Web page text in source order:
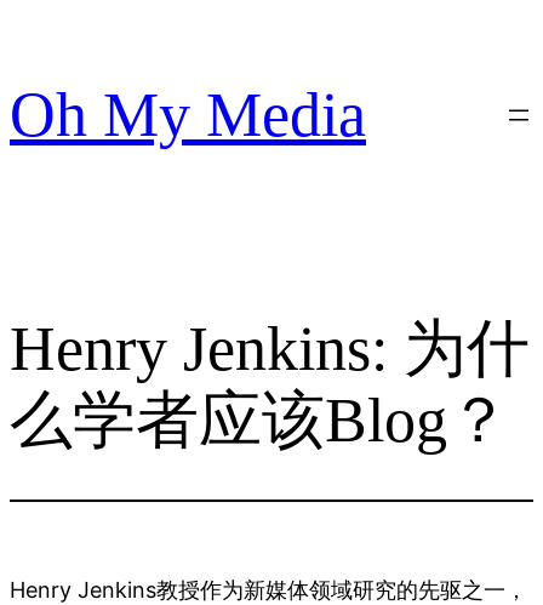
内
容
Oh My Media
Henry Jenkins: 为什
么学者应该Blog？
Henry Jenkins教授作为新媒体领域研究的先驱之一，